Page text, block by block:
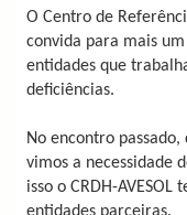
O Centro de
convida para mais
entidades que
deficiências.
No encontro
vimos a necessidade
isso o CRDH-
entidades parceiras.